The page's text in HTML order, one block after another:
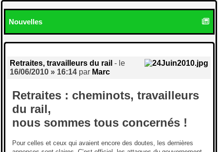
Nouvelles
Retraites, travailleurs du rail - le
16/06/2010 » 16:14par Marc
Retraites : cheminots, travailleurs
du rail,
nous sommes tous concernés !
Pour celles et ceux qui avaient encore des doutes, les dernières